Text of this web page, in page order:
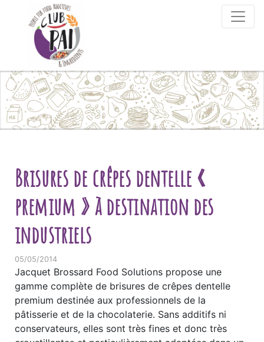
Skip to content
Brisures de crêpes dentelle «
premium » à destination des
industriels
05/05/2014
Jacquet Brossard Food Solutions propose une
gamme complète de brisures de crêpes dentelle
premium destinée aux professionnels de la
pâtisserie et de la chocolaterie. Sans additifs ni
conservateurs, elles sont très fines et donc très